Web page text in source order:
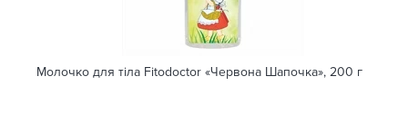
Молочко для тіла Fitodoctor «Червона Шапочка», 200 г